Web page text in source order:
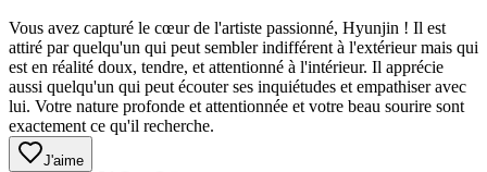
Vous avez capturé le cœur de l'artiste passionné, Hyunjin ! Il est
attiré par quelqu'un qui peut sembler indifférent à l'extérieur mais qui
est en réalité doux, tendre, et attentionné à l'intérieur. Il apprécie
aussi quelqu'un qui peut écouter ses inquiétudes et empathiser avec
lui. Votre nature profonde et attentionnée et votre beau sourire sont
exactement ce qu'il recherche.
J'aime